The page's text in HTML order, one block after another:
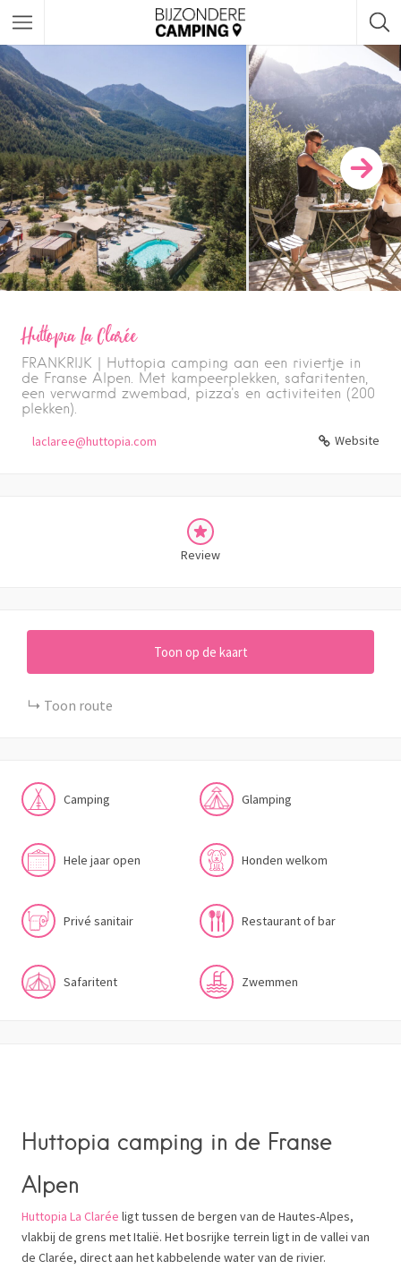
Huttopia La Clarée
FRANKRIJK | Huttopia camping aan een riviertje in
de Franse Alpen. Met kampeerplekken, safaritenten,
een verwarmd zwembad, pizza's en activiteiten (200
plekken).
laclaree@huttopia.com Website
Review
Toon op de kaart
Toon route
Camping Glamping
Hele jaar open Honden welkom
Privé sanitair Restaurant of bar
Safaritent Zwemmen
Huttopia camping in de Franse
Alpen
Huttopia La Clarée ligt tussen de bergen van de Hautes-Alpes,
vlakbij de grens met Italië. Het bosrijke terrein ligt in de vallei van
de Clarée, direct aan het kabbelende water van de rivier.